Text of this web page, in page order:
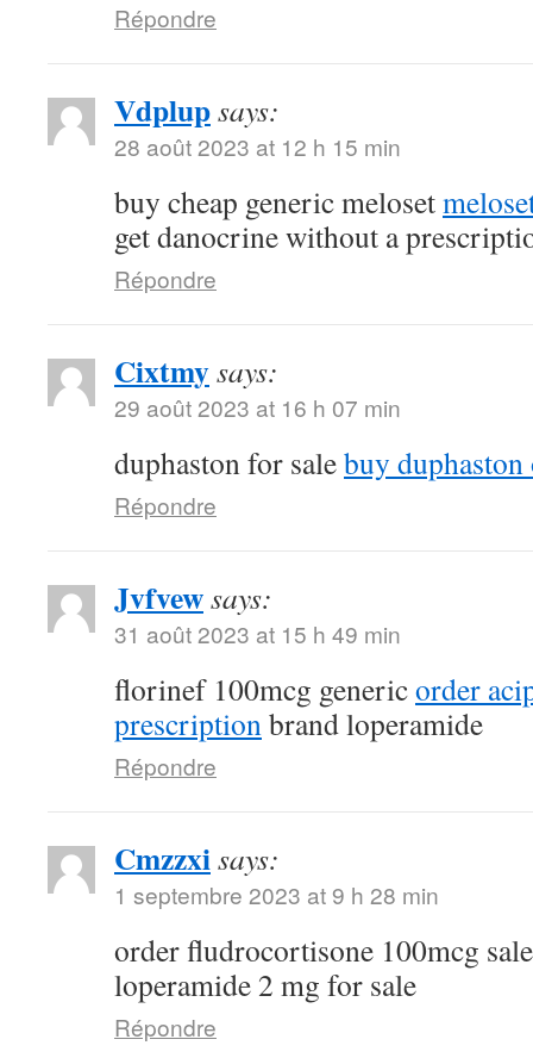
Répondre
Vdplupsays:
28 août 2023 at 12 h 15 min
buy cheap generic meloset
get danocrine without a
Répondre
Cixtmysays:
29 août 2023 at 16 h 07 min
duphaston for salebuy
Répondre
Jvfvewsays:
31 août 2023 at 15 h 49 min
florinef 100mcg genericorder
prescriptionbrand loperamide
Répondre
Cmzzxisays:
1 septembre 2023 at 9 h 28 min
order fludrocortisone 100mcg
loperamide 2 mg for sale
Répondre